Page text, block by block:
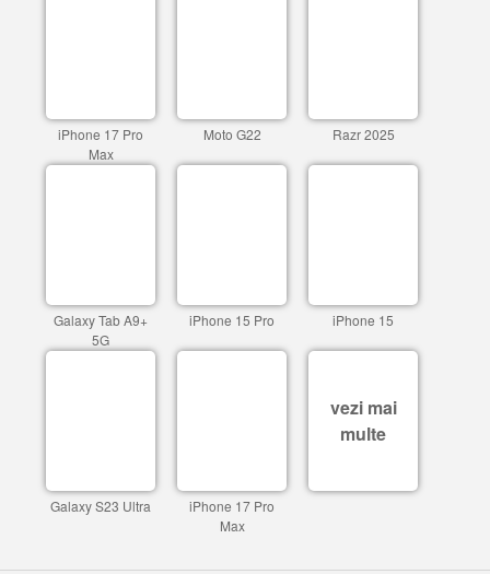
iPhone 17 Pro
Max
Moto G22 Razr 2025
Galaxy Tab A9+
5G
iPhone 15 Pro iPhone 15
Galaxy S23 Ultra
iPhone 17 Pro
Max
vezi mai
multe